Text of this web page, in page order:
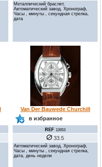
Металлический браслет,
Автоматический завод, Хронограф,
Часы , минуты , секундная стрелка,
дата
Van Der Bauwede Churchill
в избранное
REF 12653
33.5
Автоматический завод, Хронограф,
Часы , минуты , секундная стрелка,
дата, день недели